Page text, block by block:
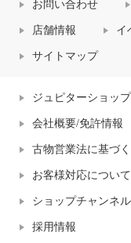
お問い合わせ
店舗情報 イ
サイトマップ
ジュピターショッ
会社概要/免許情報
古物営業法に基づ
お客様対応について
ショップチャンネ
採用情報